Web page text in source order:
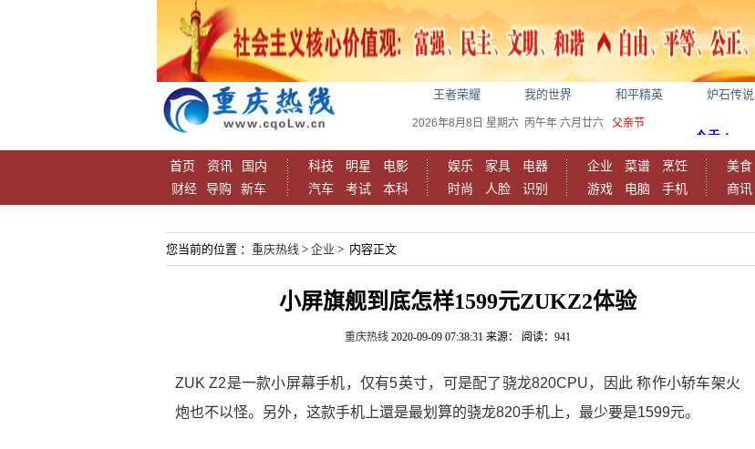
王者荣耀 我的世界 和平精英 炉石传说
2026年8月8日 星期六 丙午年 六月廿六 父亲节
首页 资讯
国内
财经
导购 新车
科技 明星
电影
汽车
考试 本科
娱乐 家具
电器
时尚
人脸 识别
企业 菜谱
烹饪
游戏
电脑 手机
美食
商讯
您当前的位置 ： 重庆热线 > 企业 > 内容正文
小屏旗舰到底怎样1599元ZUKZ2体验
重庆热线 2020-09-09 07:38:31 来源： 阅读：941
ZUK Z2是一款小屏幕手机，仅有5英寸，可是配了骁龙820CPU，因此 称作小轿车架火
炮也不以怪。另外，这款手机上還是最划算的骁龙820手机上，最少要是1599元。